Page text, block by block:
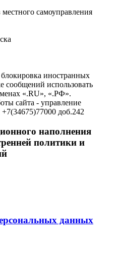
самоуправления
иностранных
сообщений использовать
«.RU», «.РФ».
сайта - управление
доб.242
наполнения
политики и
данных